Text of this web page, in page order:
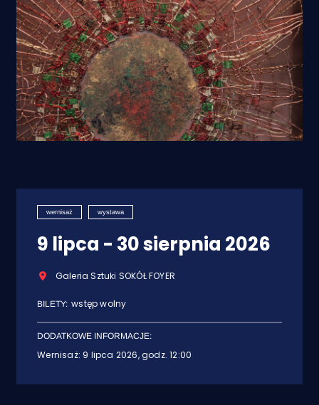
wernisaż wystawa
9 lipca - 30 sierpnia 2026
Galeria Sztuki SOKÓŁ FOYER
BILETY: wstęp wolny
DODATKOWE INFORMACJE:
Wernisaż: 9 lipca 2026, godz. 12:00